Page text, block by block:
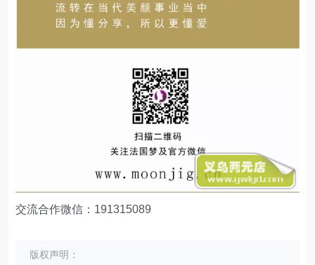
交流合作微信：191315089
版权声明：